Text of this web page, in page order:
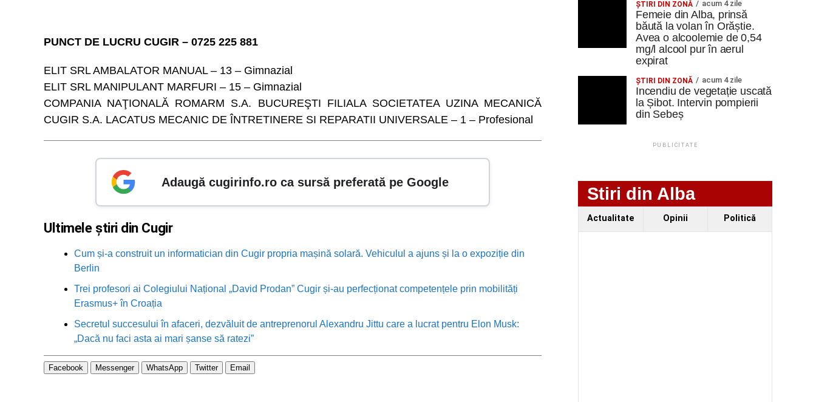
PUNCT DE LUCRU CUGIR – 0725 225 881
ELIT SRL AMBALATOR MANUAL – 13 – Gimnazial
ELIT SRL MANIPULANT MARFURI – 15 – Gimnazial
COMPANIA NAŢIONALĂ ROMARM S.A. BUCUREŞTI FILIALA SOCIETATEA UZINA MECANICĂ
CUGIR S.A. LACATUS MECANIC DE ÎNTRETINERE SI REPARATII UNIVERSALE – 1 – Profesional
Adaugă cugirinfo.ro ca sursă preferată pe Google
Ultimele știri din Cugir
Cum și-a construit un informatician din Cugir propria mașină solară. Vehiculul a ajuns și la o expoziție din
Berlin
Trei profesori ai Colegiului Național „David Prodan” Cugir și-au perfecționat competențele prin mobilități
Erasmus+ în Croația
Secretul succesului în afaceri, dezvăluit de antreprenorul Alexandru Jittu care a lucrat pentru Elon Musk:
„Dacă nu faci asta ai mari șanse să ratezi”
Facebook Messenger WhatsApp Twitter Email
ŞTIRI DIN ZONĂ acum 4 zile
Femeie din Alba, prinsă
băută la volan în Orăștie.
Avea o alcoolemie de 0,54
mg/l alcool pur în aerul
expirat
ŞTIRI DIN ZONĂ acum 4 zile
Incendiu de vegetație uscată
la Șibot. Intervin pompierii
din Sebeș
PUBLICITATE
Stiri din Alba
Actualitate Opinii Politică